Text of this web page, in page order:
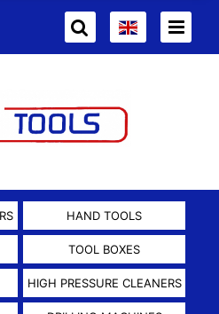
HAND TOOLS
TOOL BOXES
HIGH PRESSURE CLEANERS